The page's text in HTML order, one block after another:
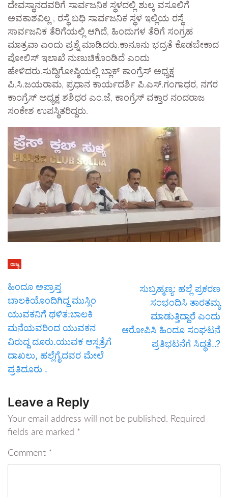
ದೇವಸ್ಥಾನದವರಿಗೆ ಸಾರ್ವಜನಿಕ ಸ್ಥಳದಲ್ಲಿ ಶುಲ್ಕ ವಸೂಲಿಗೆ
ಅವಕಾಶವಿಲ್ಲ , ರಸ್ಥೆ ಬಧಿ ಸಾರ್ವಜನಿಕ ಸ್ಥಳ ಇಲ್ಲಿಯ ರಸ್ಥೆ
ಸಾರ್ವಜನಿಕ ತೆರಿಗೆಯಲ್ಲಿ ಆಗಿದೆ, ಹಿಂದುಗಳ ತೆರಿಗೆ ಸಂಗ್ರಹ
ಮಾತ್ರವಾ ಎಂದು ಪ್ರಶ್ನೆ ಮಾಡಿದರು.ಕಾನೂನು ಭದ್ರತೆ ಕೊಡಬೇಕಾದ
ಪೋಲಿಸ್ ಇಲಾಖೆ ನುಣುಚಿಕೊಂಡಿದೆ ಎಂದು
ಹೇಳಿದರು.ಸುದ್ದಿಗೋಷ್ಠಿಯಲ್ಲಿ ಬ್ಲಾಕ್ ಕಾಂಗ್ರೆಸ್ ಅಧ್ಯಕ್ಷ
ಪಿ.ಸಿ.ಜಯರಾಮ, ಪ್ರಧಾನ ಕಾರ್ಯದರ್ಶಿ ಪಿ.ಎಸ್.ಗಂಗಾಧರ, ನಗರ
ಕಾಂಗ್ರೆಸ್ ಅಧ್ಯಕ್ಷ ಶಶಿಧರ ಎಂ.ಜೆ, ಕಾಂಗ್ರೆಸ್ ವಕ್ತಾರ ನಂದರಾಜ
ಸಂಕೇಶ ಉಪಸ್ಥಿತರಿದ್ದರು.
ರಾಜ್ಯ
ಹಿಂದೂ ಅಪ್ರಾಪ್ತ
ಬಾಲಕಿಯೊಂದಿಗಿದ್ದ ಮುಸ್ಲಿಂ
ಯುವಕನಿಗೆ ಥಳಿತ:ಬಾಲಕಿ
ಮನೆಯವರಿಂದ ಯುವಕನ
ವಿರುದ್ದ ದೂರು.ಯುವಕ ಆಸ್ಪತ್ರೆಗೆ
ದಾಖಲು, ಹಲ್ಲೆಗೈದವರ ಮೇಲೆ
ಪ್ರತಿದೂರು .
ಸುಬ್ರಹ್ಮಣ್ಯ: ಹಲ್ಲೆ ಪ್ರಕರಣ
ಸಂಭಂದಿಸಿ ತಾರತಮ್ಯ
ಮಾಡುತ್ತಿದ್ದಾರೆ ಎಂದು
ಆರೋಪಿಸಿ ಹಿಂದೂ ಸಂಘಟನೆ
ಪ್ರತಿಭಟನೆಗೆ ಸಿದ್ಧತೆ..?
Leave a Reply
Your email address will not be published. Required
fields are marked *
Comment *